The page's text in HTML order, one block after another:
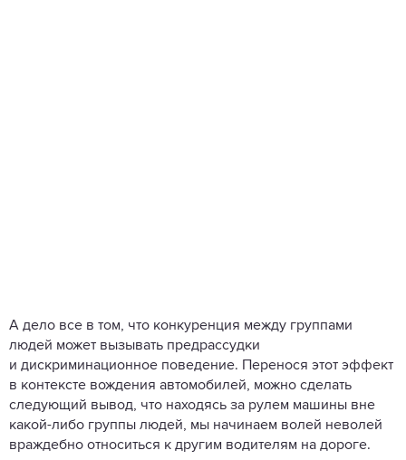
А дело все в том, что конкуренция между группами
людей может вызывать предрассудки
и дискриминационное поведение. Перенося этот эффект
в контексте вождения автомобилей, можно сделать
следующий вывод, что находясь за рулем машины вне
какой-либо группы людей, мы начинаем волей неволей
враждебно относиться к другим водителям на дороге.